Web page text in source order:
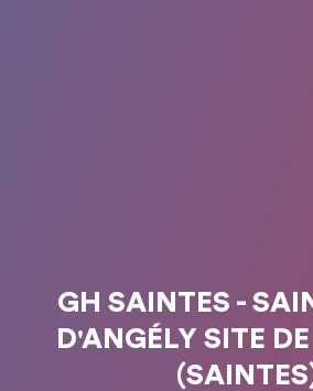
GH SAINTES -
D'ANGÉLY SITE